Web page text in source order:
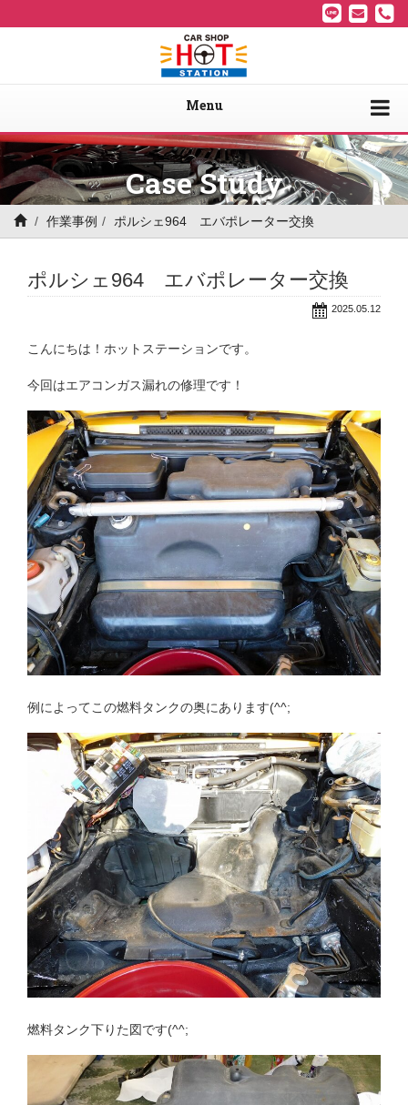
Menu
Case Study
作業事例 ポルシェ964 エバポレーター交換
ポルシェ964 エバポレーター交換
2025.05.12
こんにちは！ホットステーションです。
今回はエアコンガス漏れの修理です！
例によってこの燃料タンクの奥にあります(^^;
燃料タンク下りた図です(^^;